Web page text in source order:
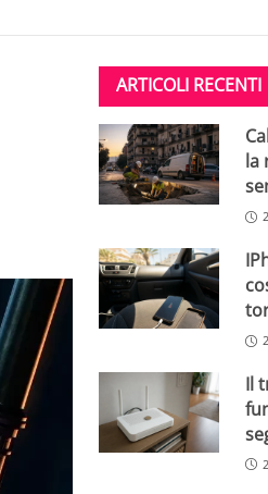
ARTICOLI RECENTI
la
Il